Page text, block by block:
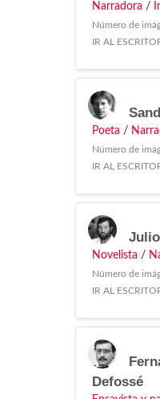
Narradora /
Número de
IR AL
Poeta /
Número de
IR AL
Novelista /
Número de
IR AL
Defossé